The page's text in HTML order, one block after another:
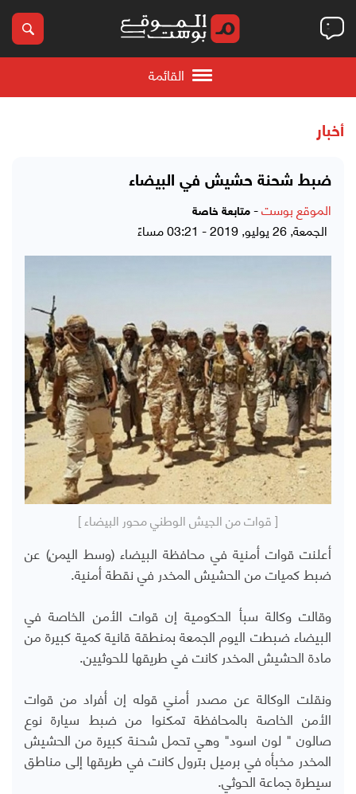
القائمة
أخبار
ضبط شحنة حشيش في البيضاء
الموقع بوست- متابعة خاصة
الجمعة, 26 يوليو, 2019 - 03:21 مساءً
[ قوات من الجيش الوطني محور البيضاء ]
أعلنت قوات أمنية في محافظة البيضاء (وسط اليمن) عن
ضبط كميات من الحشيش المخدر في نقطة أمنية.
وقالت وكالة سبأ الحكومية إن قوات الأمن الخاصة في
البيضاء ضبطت اليوم الجمعة بمنطقة قانية كمية كبيرة من
مادة الحشيش المخدر كانت في طريقها للحوثيين.
ونقلت الوكالة عن مصدر أمني قوله إن أفراد من قوات
الأمن الخاصة بالمحافظة تمكنوا من ضبط سيارة نوع
صالون " لون اسود" وهي تحمل شحنة كبيرة من الحشيش
المخدر مخبأه في برميل بترول كانت في طريقها إلى مناطق
سيطرة جماعة الحوثي.